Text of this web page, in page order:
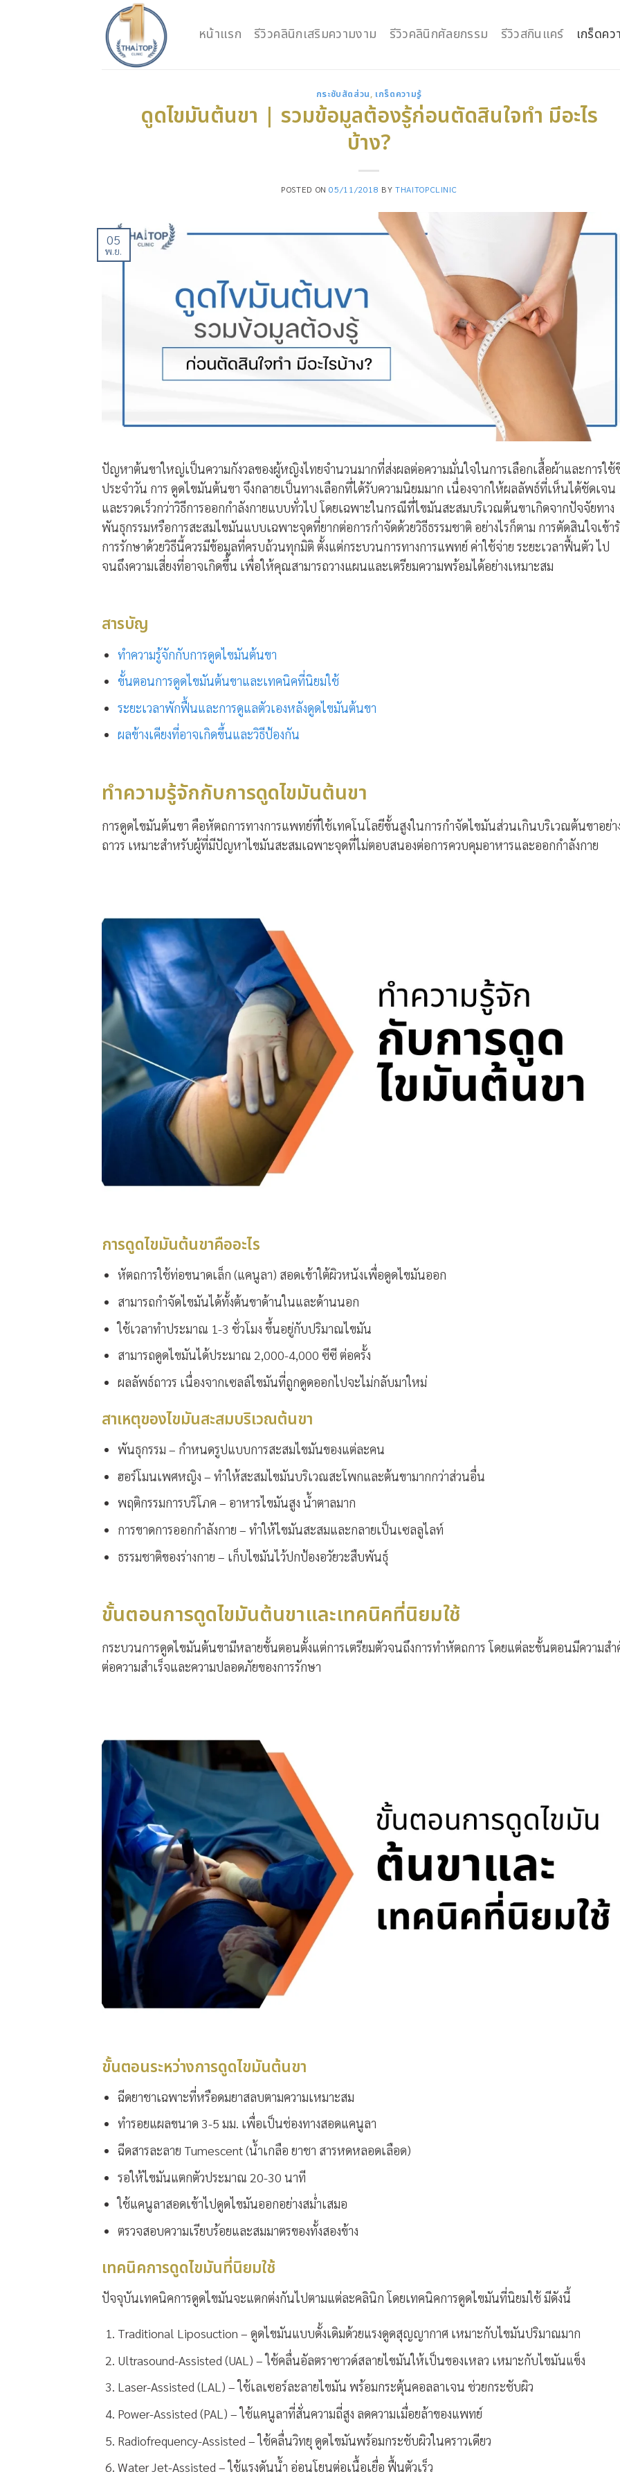
หน้าแรก รีวิวคลินิกเสริมความงาม รีวิวคลินิกศัลยกรรม รีวิวสกินแคร์ เกร็ดค
กระชับสัดส่วน, เกร็ดความรู้
ดูดไขมันต้นขา | รวมข้อมูลต้องรู้ก่อนตัดสินใจทำ มีอะไร
บ้าง?
POSTED ON05/11/2018 BYTHAITOPCLINIC
05
พ.ย.
ปัญหาต้นขาใหญ่เป็นความกังวลของผู้หญิงไทยจำนวนมากที่ส่งผลต่อความมั่นใจในการเลือกเสื้อผ้าและการใช้
ประจำวัน การ ดูดไขมันต้นขา จึงกลายเป็นทางเลือกที่ได้รับความนิยมมาก เนื่องจากให้ผลลัพธ์ที่เห็นได้ชัดเจน
และรวดเร็วกว่าวิธีการออกกำลังกายแบบทั่วไป โดยเฉพาะในกรณีที่ไขมันสะสมบริเวณต้นขาเกิดจากปัจจัยทาง
พันธุกรรมหรือการสะสมไขมันแบบเฉพาะจุดที่ยากต่อการกำจัดด้วยวิธีธรรมชาติ อย่างไรก็ตาม การตัดสินใจเข้า
การรักษาด้วยวิธีนี้ควรมีข้อมูลที่ครบถ้วนทุกมิติ ตั้งแต่กระบวนการทางการแพทย์ ค่าใช้จ่าย ระยะเวลาฟื้นตัว ไป
จนถึงความเสี่ยงที่อาจเกิดขึ้น เพื่อให้คุณสามารถวางแผนและเตรียมความพร้อมได้อย่างเหมาะสม
สารบัญ
ทำความรู้จักกับการดูดไขมันต้นขา
ขั้นตอนการดูดไขมันต้นขาและเทคนิคที่นิยมใช้
ระยะเวลาพักฟื้นและการดูแลตัวเองหลังดูดไขมันต้นขา
ผลข้างเคียงที่อาจเกิดขึ้นและวิธีป้องกัน
ทำความรู้จักกับการดูดไขมันต้นขา
การดูดไขมันต้นขา คือหัตถการทางการแพทย์ที่ใช้เทคโนโลยีขั้นสูงในการกำจัดไขมันส่วนเกินบริเวณต้นขาอย่า
ถาวร เหมาะสำหรับผู้ที่มีปัญหาไขมันสะสมเฉพาะจุดที่ไม่ตอบสนองต่อการควบคุมอาหารและออกกำลังกาย
การดูดไขมันต้นขาคืออะไร
หัตถการใช้ท่อขนาดเล็ก (แคนูลา) สอดเข้าใต้ผิวหนังเพื่อดูดไขมันออก
สามารถกำจัดไขมันได้ทั้งต้นขาด้านในและด้านนอก
ใช้เวลาทำประมาณ 1-3 ชั่วโมง ขึ้นอยู่กับปริมาณไขมัน
สามารถดูดไขมันได้ประมาณ 2,000-4,000 ซีซี ต่อครั้ง
ผลลัพธ์ถาวร เนื่องจากเซลล์ไขมันที่ถูกดูดออกไปจะไม่กลับมาใหม่
สาเหตุของไขมันสะสมบริเวณต้นขา
พันธุกรรม – กำหนดรูปแบบการสะสมไขมันของแต่ละคน
ฮอร์โมนเพศหญิง – ทำให้สะสมไขมันบริเวณสะโพกและต้นขามากกว่าส่วนอื่น
พฤติกรรมการบริโภค – อาหารไขมันสูง น้ำตาลมาก
การขาดการออกกำลังกาย – ทำให้ไขมันสะสมและกลายเป็นเซลลูไลท์
ธรรมชาติของร่างกาย – เก็บไขมันไว้ปกป้องอวัยวะสืบพันธุ์
ขั้นตอนการดูดไขมันต้นขาและเทคนิคที่นิยมใช้
กระบวนการดูดไขมันต้นขามีหลายขั้นตอนตั้งแต่การเตรียมตัวจนถึงการทำหัตถการ โดยแต่ละขั้นตอนมีความส
ต่อความสำเร็จและความปลอดภัยของการรักษา
ขั้นตอนระหว่างการดูดไขมันต้นขา
ฉีดยาชาเฉพาะที่หรือดมยาสลบตามความเหมาะสม
ทำรอยแผลขนาด 3-5 มม. เพื่อเป็นช่องทางสอดแคนูลา
ฉีดสารละลาย Tumescent (น้ำเกลือ ยาชา สารหดหลอดเลือด)
รอให้ไขมันแตกตัวประมาณ 20-30 นาที
ใช้แคนูลาสอดเข้าไปดูดไขมันออกอย่างสม่ำเสมอ
ตรวจสอบความเรียบร้อยและสมมาตรของทั้งสองข้าง
เทคนิคการดูดไขมันที่นิยมใช้
ปัจจุบันเทคนิคการดูดไขมันจะแตกต่งกันไปตามแต่ละคลินิก โดยเทคนิคการดูดไขมันที่นิยมใช้ มีดังนี้
Traditional Liposuction – ดูดไขมันแบบดั้งเดิมด้วยแรงดูดสุญญากาศ เหมาะกับไขมันปริมาณมาก
Ultrasound-Assisted (UAL) – ใช้คลื่นอัลตราซาวด์สลายไขมันให้เป็นของเหลว เหมาะกับไขมันแข็ง
Laser-Assisted (LAL) – ใช้เลเซอร์ละลายไขมัน พร้อมกระตุ้นคอลลาเจน ช่วยกระชับผิว
Power-Assisted (PAL) – ใช้แคนูลาที่สั่นความถี่สูง ลดความเมื่อยล้าของแพทย์
Radiofrequency-Assisted – ใช้คลื่นวิทยุ ดูดไขมันพร้อมกระชับผิวในคราวเดียว
Water Jet-Assisted – ใช้แรงดันน้ำ อ่อนโยนต่อเนื้อเยื่อ ฟื้นตัวเร็ว